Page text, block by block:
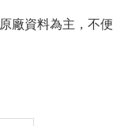
廠資料為主，不便